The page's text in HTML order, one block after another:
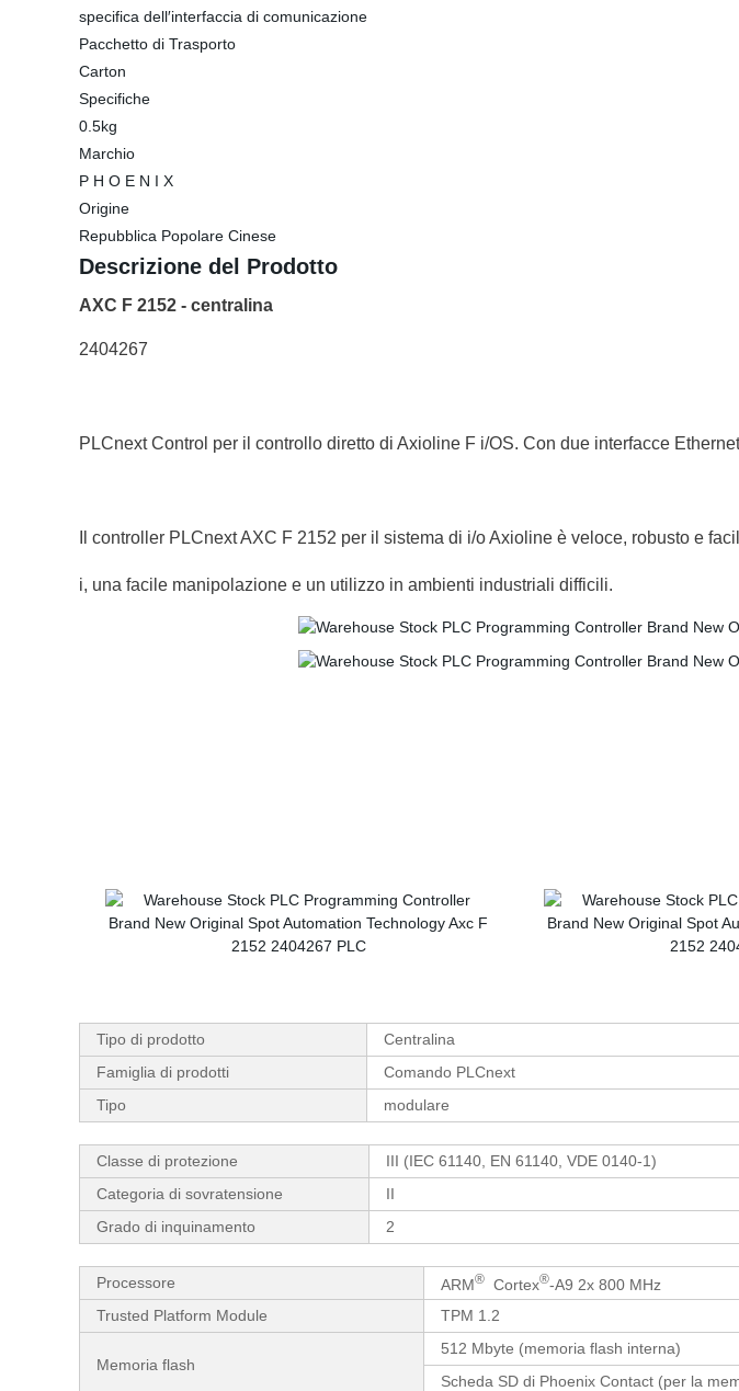
specifica dell′interfaccia di comunicazione
Pacchetto di Trasporto
Carton
Specifiche
0.5kg
Marchio
P H O E N I X
Origine
Repubblica Popolare Cinese
Descrizione del Prodotto
AXC F 2152 - centralina
2404267
PLCnext Control per il controllo diretto di Axioline F i/OS. Con due interfacce
Il controller PLCnext AXC F 2152 per il sistema di i/o Axioline è veloce, robusto e
i, una facile manipolazione e un utilizzo in ambienti industriali difficili.
Tipo di prodotto
Centralina
Famiglia di prodotti
Comando PLCnext
Tipo
modulare
Classe di protezione
III (IEC 61140, EN 61140, VDE 0140-1)
Categoria di sovratensione
II
Grado di inquinamento
2
Processore ARM® Cortex®-A9 2x 800 MHz
Trusted Platform Module
TPM 1.2
Memoria flash
512 Mbyte (memoria flash interna)
Scheda SD di Phoenix Contact (per la